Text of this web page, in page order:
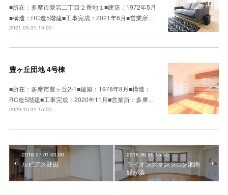
■所在：多摩市愛宕二丁目２番地１■建築：1972年5月
■構造：RC造5階建■工事完成：2021年6月■営業所…
2021.05.31 15:00
豊ヶ丘団地 4号棟
■所在：多摩市豊ヶ丘2-1■建築：1978年8月■構造：
RC造5階建■工事完成：2020年11月■営業所：多摩…
2020.10.31 15:00
2016.07.01 03:00
ルビアス野田
2016.06.30 15:00
ライオンズマンション湘南
緑が浜